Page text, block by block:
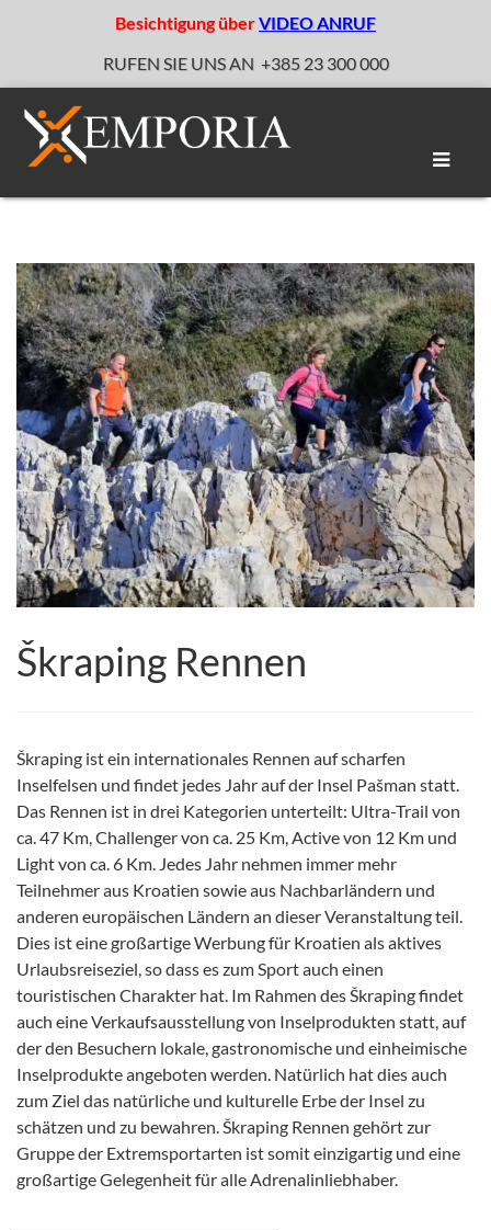
Besichtigung überVIDEO ANRUF
RUFEN SIE UNS AN +385 23 300 000
Škraping Rennen
Škraping ist ein internationales Rennen auf scharfen
Inselfelsen und findet jedes Jahr auf der Insel Pašman statt.
Das Rennen ist in drei Kategorien unterteilt: Ultra-Trail von
ca. 47 Km, Challenger von ca. 25 Km, Active von 12 Km und
Light von ca. 6 Km. Jedes Jahr nehmen immer mehr
Teilnehmer aus Kroatien sowie aus Nachbarländern und
anderen europäischen Ländern an dieser Veranstaltung teil.
Dies ist eine großartige Werbung für Kroatien als aktives
Urlaubsreiseziel, so dass es zum Sport auch einen
touristischen Charakter hat. Im Rahmen des Škraping findet
auch eine Verkaufsausstellung von Inselprodukten statt, auf
der den Besuchern lokale, gastronomische und einheimische
Inselprodukte angeboten werden. Natürlich hat dies auch
zum Ziel das natürliche und kulturelle Erbe der Insel zu
schätzen und zu bewahren. Škraping Rennen gehört zur
Gruppe der Extremsportarten ist somit einzigartig und eine
großartige Gelegenheit für alle Adrenalinliebhaber.